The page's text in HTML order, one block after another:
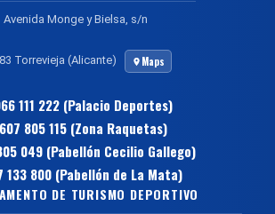
Avenida Monge y Bielsa, s/n
Torrevieja (Alicante) Maps
111 222 (Palacio Deportes)
607 805 115 (Zona Raquetas)
049 (Pabellón Cecilio Gallego)
133 800 (Pabellón de La Mata)
DE TURISMO DEPORTIVO